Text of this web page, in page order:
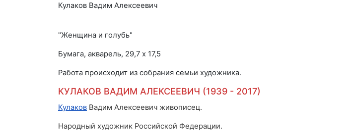
Кулаков Вадим Алексеевич
"Женщина и голубь"
Бумага, акварель, 29,7 х 17,5
Работа происходит из собрания семьи художника.
КУЛАКОВ ВАДИМ АЛЕКСЕЕВИЧ (1939 - 2017)
Кулаков Вадим Алексеевич живописец.
Народный художник Российской Федерации.